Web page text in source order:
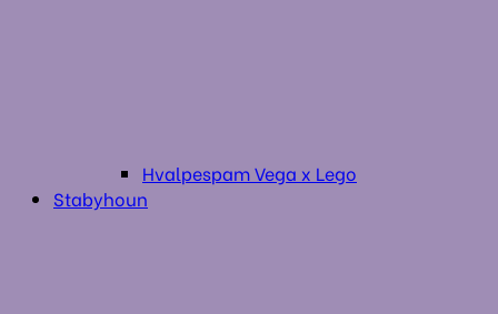
Hvalpespam Vega x Lego
Stabyhoun